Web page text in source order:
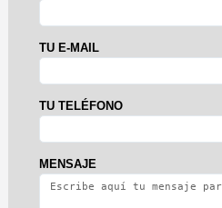
TU E-MAIL
TU TELÉFONO
MENSAJE